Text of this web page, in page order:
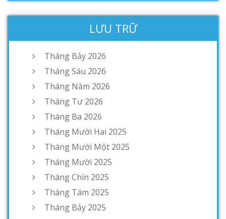
LƯU TRỮ
Tháng Bảy 2026
Tháng Sáu 2026
Tháng Năm 2026
Tháng Tư 2026
Tháng Ba 2026
Tháng Mười Hai 2025
Tháng Mười Một 2025
Tháng Mười 2025
Tháng Chín 2025
Tháng Tám 2025
Tháng Bảy 2025